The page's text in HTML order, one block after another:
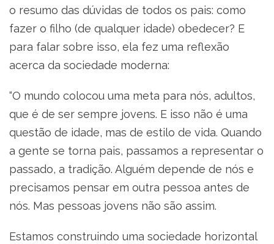
o resumo das dúvidas de todos os pais: como
fazer o filho (de qualquer idade) obedecer? E
para falar sobre isso, ela fez uma reflexão
acerca da sociedade moderna:
“O mundo colocou uma meta para nós, adultos,
que é de ser sempre jovens. E isso não é uma
questão de idade, mas de estilo de vida. Quando
a gente se torna pais, passamos a representar o
passado, a tradição. Alguém depende de nós e
precisamos pensar em outra pessoa antes de
nós. Mas pessoas jovens não são assim.
Estamos construindo uma sociedade horizontal